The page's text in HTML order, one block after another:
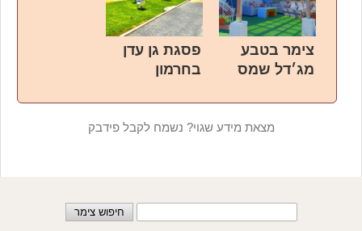
צימר בטבע
מג׳דל שמס
פסגת גן עדן
בחרמון
מצאת מידע שגוי? נשמח לקבל פידבק